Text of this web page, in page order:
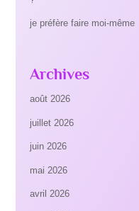
je préfère faire moi-même
Archives
août 2026
juillet 2026
juin 2026
mai 2026
avril 2026